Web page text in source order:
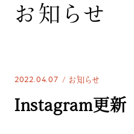
お 知 ら せ
2022.04.07 お知らせ
Instagram更新